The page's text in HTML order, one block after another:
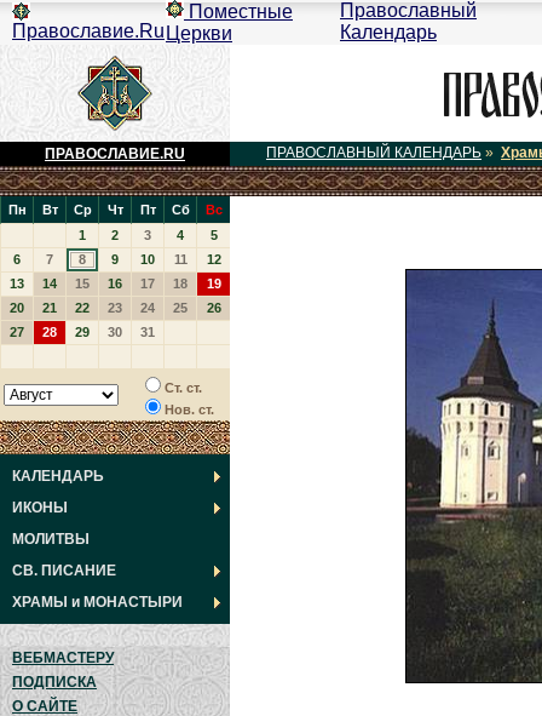
Православие.Ru
Поместные
Церкви
Православный
Календарь
ПРАВОСЛАВИЕ.RU ПРАВОСЛАВНЫЙ КАЛЕНДАРЬ »
Пн Вт Ср Чт Пт Сб
Вс
1
2 3 4
5
6
7 8 9 10 11
12
13
14 15 16 17 18
19
20
21 22 23 24 25
26
27
28 29 30 31
Ст. ст.
Нов. ст.
КАЛЕНДАРЬ
ИКОНЫ
МОЛИТВЫ
СВ. ПИСАНИЕ
ХРАМЫ и МОНАСТЫРИ
ВЕБМАСТЕРУ
ПОДПИСКА
О САЙТЕ